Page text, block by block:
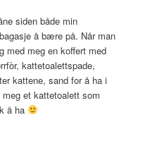
siden både min
å bære på. Når man
med meg en koffert med
kattetoalettspade,
kattene, sand for å ha i
et kattetoalett som
å ha